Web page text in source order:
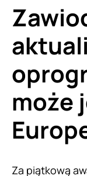
może
Za piątkową